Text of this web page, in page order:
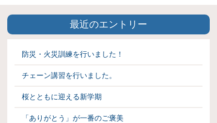
最近のエントリー
防災・火災訓練を行いました！
チェーン講習を行いました。
桜とともに迎える新学期
「ありがとう」が一番のご褒美